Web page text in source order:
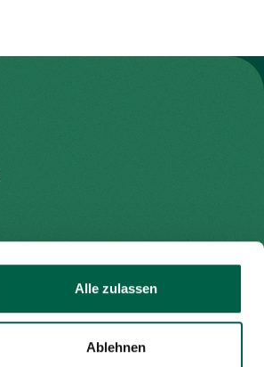
Alle zulassen
Ablehnen